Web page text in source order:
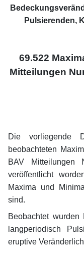
Pulsierenden,
69.522
Mitteilungen
Die vorliegende
beobachteten
BAV
veröffentlicht
Maxima und
sind.
Beobachtet wurden
langperiodisch
eruptive